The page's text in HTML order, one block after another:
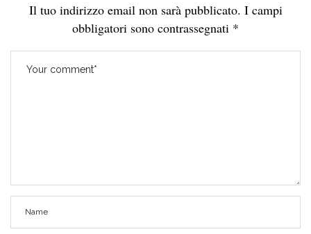
Il tuo indirizzo email non sarà pubblicato. I campi
obbligatori sono contrassegnati *